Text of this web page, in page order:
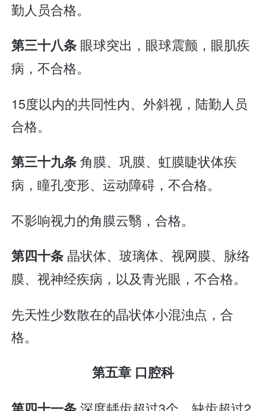
勤人员合格。
第三十八条 眼球突出，眼球震颤，眼肌疾
病，不合格。
15度以内的共同性内、外斜视，陆勤人员
合格。
第三十九条角膜、巩膜、虹膜睫状体疾
病，瞳孔变形、运动障碍，不合格。
不影响视力的角膜云翳，合格。
第四十条 晶状体、玻璃体、视网膜、脉络
膜、视神经疾病，以及青光眼，不合格。
先天性少数散在的晶状体小混浊点，合
格。
第五章 口腔科